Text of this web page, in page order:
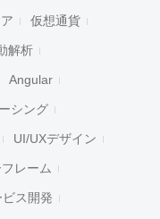
仮想通貨
解析
Angular
シング
UI/UXデザイン
レーム
ス開発